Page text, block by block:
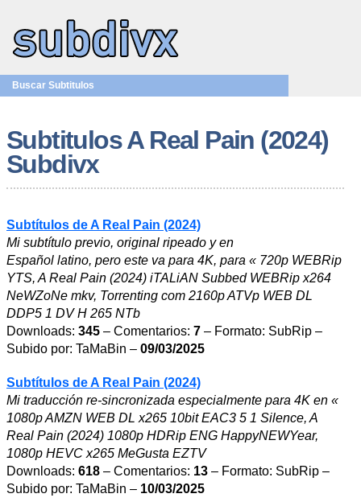
Buscar Subtitulos
Subtitulos A Real Pain (2024)
Subdivx
Subtítulos de A Real Pain (2024)
Mi subtítulo previo, original ripeado y en
Español latino, pero este va para 4K, para « 720p WEBRip
YTS, A Real Pain (2024) iTALiAN Subbed WEBRip x264
NeWZoNe mkv, Torrenting com 2160p ATVp WEB DL
DDP5 1 DV H 265 NTb
Downloads: 345 – Comentarios: 7 – Formato: SubRip –
Subido por: TaMaBin – 09/03/2025
Subtítulos de A Real Pain (2024)
Mi traducción re-sincronizada especialmente para 4K en «
1080p AMZN WEB DL x265 10bit EAC3 5 1 Silence, A
Real Pain (2024) 1080p HDRip ENG HappyNEWYear,
1080p HEVC x265 MeGusta EZTV
Downloads: 618 – Comentarios: 13 – Formato: SubRip –
Subido por: TaMaBin – 10/03/2025